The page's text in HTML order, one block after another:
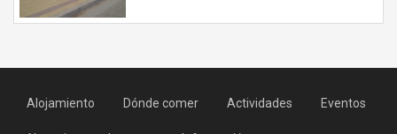
Alojamiento Dónde comer Actividades Eventos